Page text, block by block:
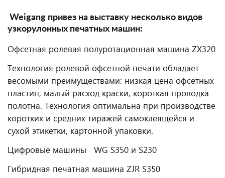
Weigang привез на выставку несколько видов
узкорулонных печатных машин:
Офсетная ролевая полуротационная машина ZX320
Технология ролевой офсетной печати обладает
весомыми преимуществами: низкая цена офсетных
пластин, малый расход краски, короткая проводка
полотна. Технология оптимальна при производстве
коротких и средних тиражей самоклеящейся и
сухой этикетки, картонной упаковки.
Цифровые машины WG S350 и S230
Гибридная печатная машина ZJR S350